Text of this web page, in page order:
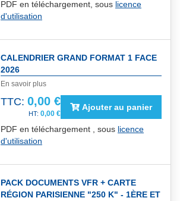
PDF en téléchargement, sous licence
d'utilisation
CALENDRIER GRAND FORMAT 1 FACE
2026
En savoir plus
TTC: 0,00 €
0,00 €
Ajouter au panier
PDF en téléchargement , sous licence
d'utilisation
PACK DOCUMENTS VFR + CARTE
RÉGION PARISIENNE "250 K" - 1ÈRE ET